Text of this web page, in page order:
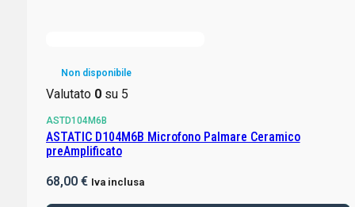
Non disponibile
Valutato 0su 5
ASTD104M6B
ASTATIC D104M6B Microfono Palmare Ceramico
preAmplificato
68,00 € Iva inclusa